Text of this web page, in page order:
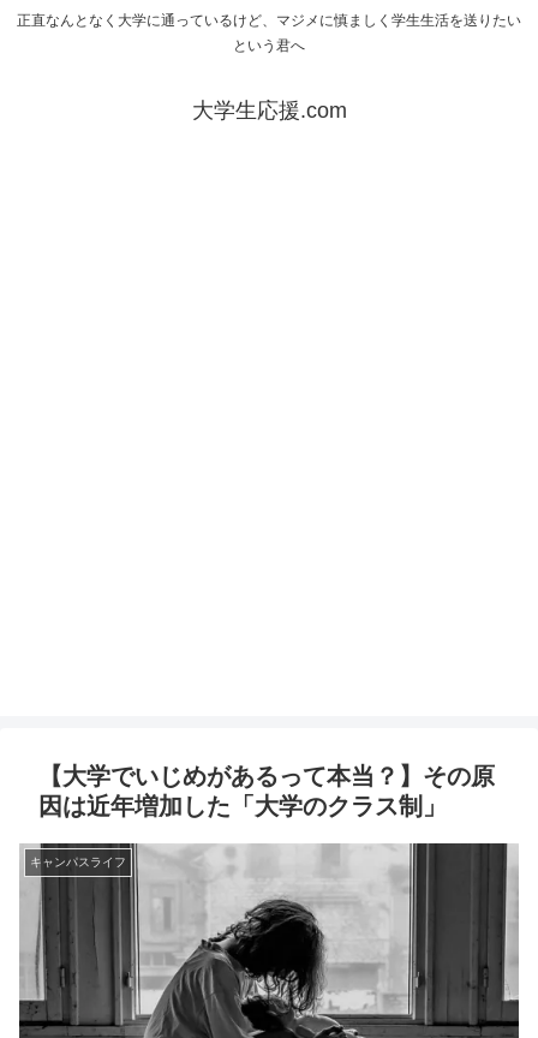
正直なんとなく大学に通っているけど、マジメに慎ましく学生生活を送りたい
という君へ
大学生応援.com
【大学でいじめがあるって本当？】その原
因は近年増加した「大学のクラス制」
キャンパスライフ